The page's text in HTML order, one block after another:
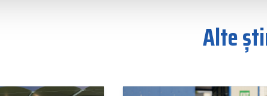
Alte